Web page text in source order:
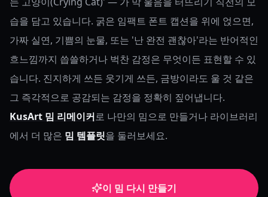
습을 담고 있습니다. 굵은 임팩트 폰트 캡션을 위에 얹으면,
가짜 실연, 기쁨의 눈물, 또는 '난 완전 괜찮아'라는 반어적인
흐느낌까지 씁쓸하거나 벅찬 감정은 무엇이든 표현할 수 있
습니다. 진지하게 쓰든 웃기게 쓰든, 금방이라도 울 것 같은
그 즉각적으로 공감되는 감정을 정확히 짚어냅니다.
KusArt 밈 리메이커로 나만의 밈으로 만들거나 라이브러리
에서 더 많은 밈 템플릿을 둘러보세요.
이 밈 다시 만들기